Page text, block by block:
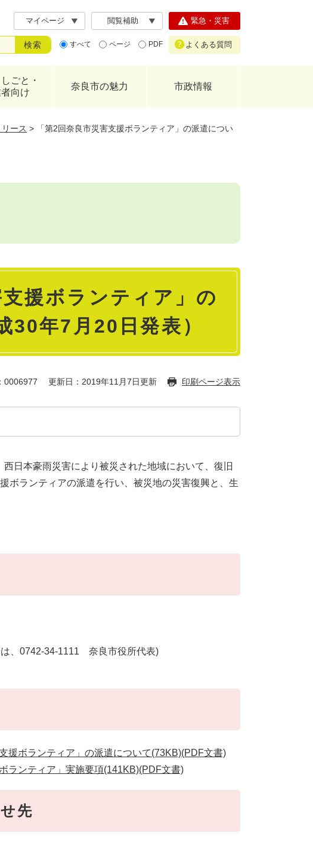
マイページ 閲覧補助
すべて ページ PDF
緊急・災害
よくある質問
ごと・
向け
奈良市の魅力 市政情報
ース >
「第2回奈良市災害支援ボランティア」の派遣につい
支援ボランティア」の
30年7月20日発表）
0006977 更新日：2019年11月7日更新 印刷ページ表示
日本豪雨災害により被災された地域において、復旧
ボランティアの派遣を行い、被災地の災害復興と、生
、0742-34-1111 奈良市役所代表)
援ボランティア」の派遣について(73KB)(PDF文書)
ランティア」実施要項(141KB)(PDF文書)
先